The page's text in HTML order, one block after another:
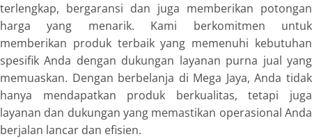
terlengkap, bergaransi dan juga memberikan potongan
harga yang menarik. Kami berkomitmen untuk
memberikan produk terbaik yang memenuhi kebutuhan
spesifik Anda dengan dukungan layanan purna jual yang
memuaskan. Dengan berbelanja di Mega Jaya, Anda tidak
hanya mendapatkan produk berkualitas, tetapi juga
layanan dan dukungan yang memastikan operasional Anda
berjalan lancar dan efisien.